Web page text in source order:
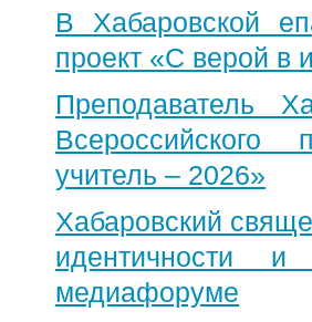
В Хабаровской
проект «С верой в
Преподаватель
Всероссийского
учитель – 2026»
Хабаровский
идентичности
медиафоруме